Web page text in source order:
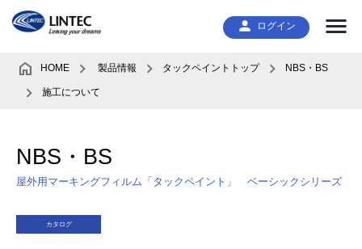
ログイン
HOME 製品情報 タックペイントトップ NBS・BS
施工について
NBS・BS
屋外用マーキングフィルム「タックペイント」 ベーシックシリーズ
カタログ